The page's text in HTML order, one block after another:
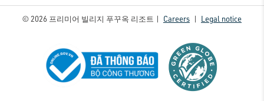
© 2026 프리미어 빌리지 푸꾸옥 리조트 | Careers | Legal notice